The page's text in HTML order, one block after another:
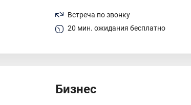
Встреча по звонку
20 мин. ожидания бесплатно
Бизнес